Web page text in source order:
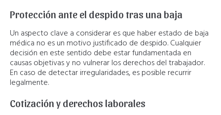
Protección ante el despido tras una baja
Un aspecto clave a considerar es que haber estado de baja
médica no es un motivo justificado de despido. Cualquier
decisión en este sentido debe estar fundamentada en
causas objetivas y no vulnerar los derechos del trabajador.
En caso de detectar irregularidades, es posible recurrir
legalmente.
Cotización y derechos laborales